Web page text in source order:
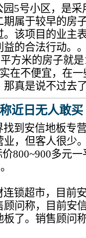
5号小区，是采
属于较早的房
该项目的业主
的合法行动。
方米的房子就
在不便宜，在
真是说不过去
近日无人敢买
到安信地板专
，但客人很少
800~900多元
锁超市，目前
问称，目前安
了。销售顾问